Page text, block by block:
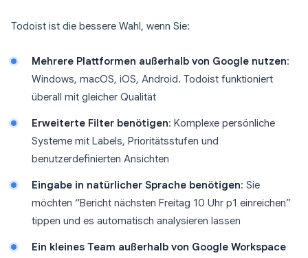
Todoist ist die bessere Wahl, wenn Sie:
Mehrere Plattformen außerhalb von Google nutzen:
Windows, macOS, iOS, Android. Todoist funktioniert
überall mit gleicher Qualität
Erweiterte Filter benötigen: Komplexe persönliche
Systeme mit Labels, Prioritätsstufen und
benutzerdefinierten Ansichten
Eingabe in natürlicher Sprache benötigen: Sie
möchten “Bericht nächsten Freitag 10 Uhr p1 einreichen”
tippen und es automatisch analysieren lassen
Ein kleines Team außerhalb von Google Workspace